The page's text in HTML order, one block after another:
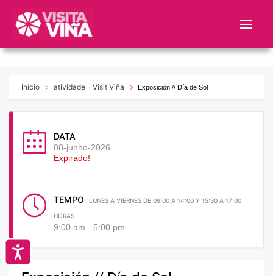
este
web
sistema
Accesibilidad
Início atividade - Visit Viña Exposición // Día de Sol
DATA
08-junho-2026
Expirado!
TEMPO LUNES A VIERNES DE 09:00 A 14:00 Y 15:30 A 17:00
HORAS
9:00 am - 5:00 pm